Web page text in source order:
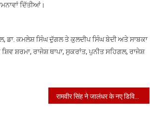
ਦਿੱਤੀਆਂ।
ਡਾ. ਕਮਲੇਸ਼ ਸਿੰਘ ਦੁੱਗਲ ਤੇ ਕੁਲਦੀਪ ਸਿੰਘ ਬੇਦੀ ਅਤੇ ਸਾਬਕਾ
ਸ਼ਰਮਾ, ਰਾਜੇਸ਼ ਥਾਪਾ, ਸੁਕਰਾਂਤ, ਪੁਨੀਤ ਸਹਿਗਲ, ਰਾਜੇਸ਼